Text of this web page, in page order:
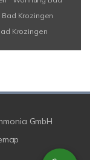
Krozingen
Krozingen
GmbH